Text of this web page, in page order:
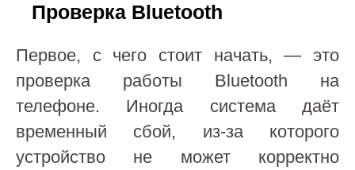
Проверка Bluetooth
Первое, с чего стоит начать, — это
проверка работы Bluetooth на
телефоне. Иногда система даёт
временный сбой, из-за которого
устройство не может корректно